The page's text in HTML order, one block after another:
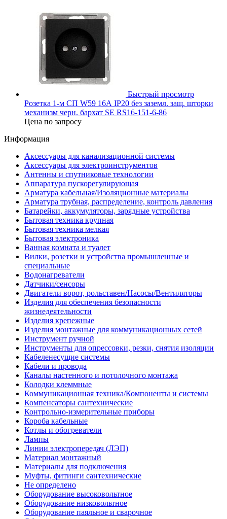
Быстрый просмотр
Розетка 1-м СП W59 16А IP20 без заземл. защ. шторки
механизм черн. бархат SE RS16-151-6-86
Цена по запросу
Информация
Аксессуары для канализационной системы
Аксессуары для электроинструментов
Антенны и спутниковые технологии
Аппаратура пускорегулирующая
Арматура кабельная/Изоляционные материалы
Арматура трубная, распределение, контроль давления
Батарейки, аккумуляторы, зарядные устройства
Бытовая техника крупная
Бытовая техника мелкая
Бытовая электроника
Ванная комната и туалет
Вилки, розетки и устройства промышленные и
специальные
Водонагреватели
Датчики/сенсоры
Двигатели ворот, рольставен/Насосы/Вентиляторы
Изделия для обеспечения безопасности
жизнедеятельности
Изделия крепежные
Изделия монтажные для коммуникационных сетей
Инструмент ручной
Инструменты для опрессовки, резки, снятия изоляции
Кабеленесущие системы
Кабели и провода
Каналы настенного и потолочного монтажа
Колодки клеммные
Коммуникационная техника/Компоненты и системы
Компенсаторы сантехнические
Контрольно-измерительные приборы
Короба кабельные
Котлы и обогреватели
Лампы
Линии электропередач (ЛЭП)
Материал монтажный
Материалы для подключения
Муфты, фитинги сантехнические
Не определено
Оборудование высоковольтное
Оборудование низковольтное
Оборудование паяльное и сварочное